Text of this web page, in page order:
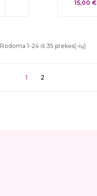
KAINA
15,00 €
Rodoma 1-24 iš 35 prekės(-ių)
1 2